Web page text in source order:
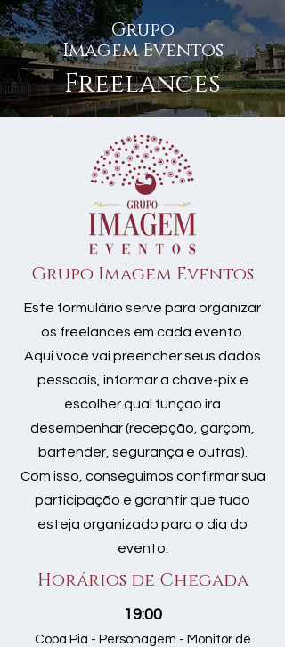
Grupo
Imagem Eventos
Freelances
Grupo Imagem Eventos
Este formulário serve para organizar
os freelances em cada evento.
Aqui você vai preencher seus dados
pessoais, informar a chave-pix e
escolher qual função irá
desempenhar (recepção, garçom,
bartender, segurança e outras).
Com isso, conseguimos confirmar sua
participação e garantir que tudo
esteja organizado para o dia do
evento.
Horários de Chegada
19:00
Copa Pia - Personagem - Monitor de